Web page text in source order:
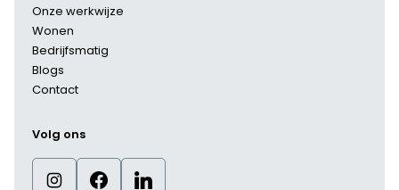
Onze werkwijze
Wonen
Bedrijfsmatig
Blogs
Contact
Volg ons